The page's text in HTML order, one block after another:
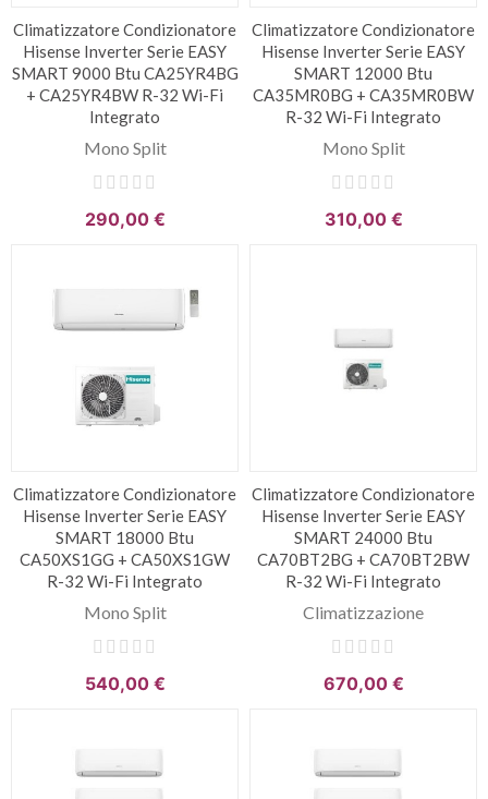
Climatizzatore Condizionatore
Hisense Inverter Serie EASY
SMART 9000 Btu CA25YR4BG
+ CA25YR4BW R-32 Wi-Fi
Integrato
Mono Split
290,00 €
Climatizzatore Condizionatore
Hisense Inverter Serie EASY
SMART 12000 Btu
CA35MR0BG + CA35MR0BW
R-32 Wi-Fi Integrato
Mono Split
310,00 €
Climatizzatore Condizionatore
Hisense Inverter Serie EASY
SMART 18000 Btu
CA50XS1GG + CA50XS1GW
R-32 Wi-Fi Integrato
Mono Split
540,00 €
Climatizzatore Condizionatore
Hisense Inverter Serie EASY
SMART 24000 Btu
CA70BT2BG + CA70BT2BW
R-32 Wi-Fi Integrato
Climatizzazione
670,00 €